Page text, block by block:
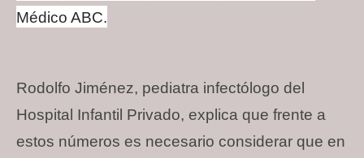
Médico ABC.
Rodolfo Jiménez, pediatra infectólogo del
Hospital Infantil Privado, explica que frente a
estos números es necesario considerar que en